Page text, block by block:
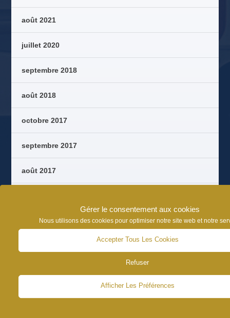
Gérer le consentement aux cookies
Nous utilisons des cookies pour optimiser notre site web et notre
Accepter Tous Les Cookies
Refuser
Afficher Les Préférences
août 2021
juillet 2020
septembre 2018
août 2018
octobre 2017
septembre 2017
août 2017
NEWS